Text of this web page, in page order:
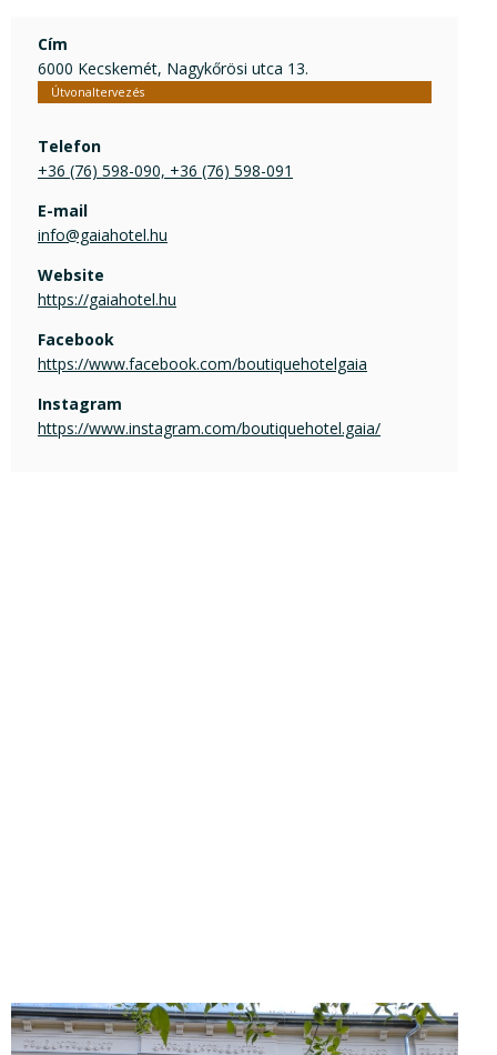
Cím
6000 Kecskemét, Nagykőrösi utca 13.
Útvonaltervezés
Telefon
+36 (76) 598-090, +36 (76) 598-091
E-mail
info@gaiahotel.hu
Website
https://gaiahotel.hu
Facebook
https://www.facebook.com/boutiquehotelgaia
Instagram
https://www.instagram.com/boutiquehotel.gaia/